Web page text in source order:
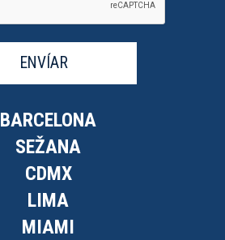
ENVÍAR
BARCELONA
SEŽANA
CDMX
LIMA
MIAMI